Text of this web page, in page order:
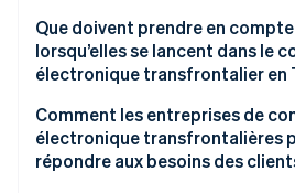
Que doivent prendre en
lorsqu’elles se lancent dans le
électronique transfrontalier en
Paiements en espèces
Entrepôts locaux
Comment les entreprises de
électronique transfrontalières
répondre aux besoins des